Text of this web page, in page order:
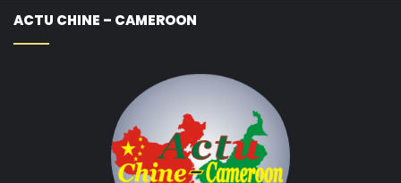
ACTU CHINE – CAMEROON